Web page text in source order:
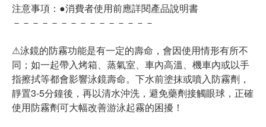
注意事項：●消費者使用前應詳閱產品說明書
－－－－－－－－－－－－－－－
⚠泳鏡的防霧功能是有一定的壽命，會因使用情形有所不
同；如一起帶入烤箱、蒸氣室、車內高溫、機車內或以手
指擦拭等都會影響泳鏡壽命。下水前塗抹或噴入防霧劑，
靜置3-5分鐘後，再以清水沖洗，避免藥劑接觸眼球，正確
使用防霧劑可大幅改善游泳起霧的困擾！